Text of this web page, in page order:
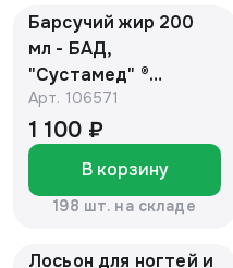
Барсучий жир 200
мл - БАД,
"Сустамед" ®
(коробочка)
Арт. 106571
1 100 ₽
В корзину
198 шт. на складе
Лосьон для ногтей и